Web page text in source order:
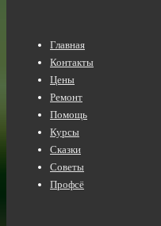
Нижнее
меню
Главная
Контакты
Цены
Ремонт
Помощь
Курсы
Сказки
Советы
Профсё